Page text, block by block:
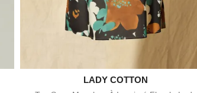
Aperçu rapide
LADY COTTON